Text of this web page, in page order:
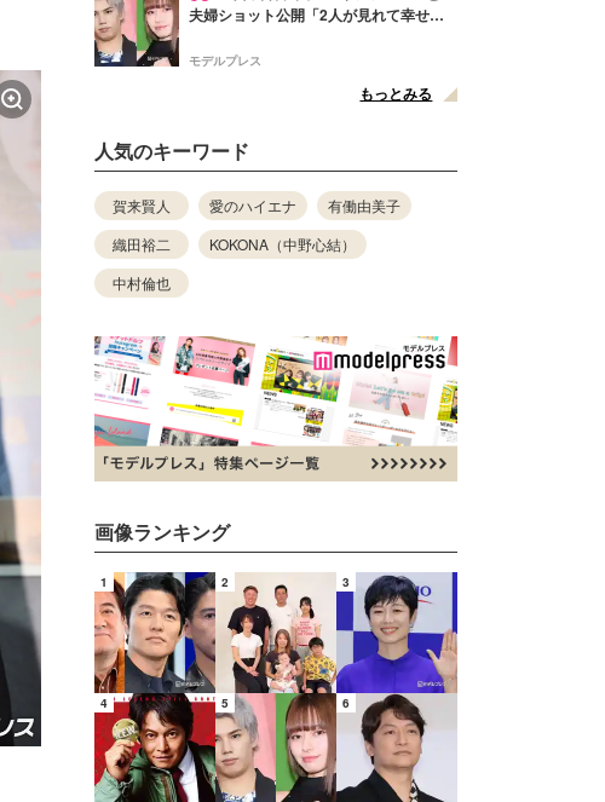
夫婦ショット公開「2人が見れて幸せ」
モデルプレス
もっとみる
人気のキーワード
賀来賢人 愛のハイエナ
有働由美子
織田裕二
KOKONA（中野心結）
中村倫也
画像ランキング
1 2 3
4 5 6